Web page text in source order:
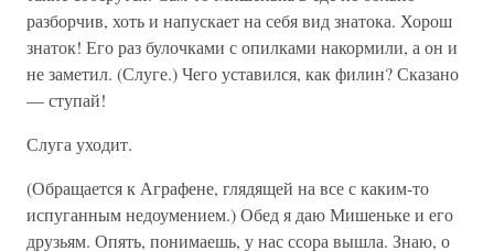
разборчив, хоть и напускает на себя вид знатока. Хорош
знаток! Его раз булочками с опилками накормили, а он и
не заметил. (Слуге.) Чего уставился, как филин? Сказано
— ступай!
Слуга уходит.
(Обращается к Аграфене, глядящей на все с каким-то
испуганным недоумением.) Обед я даю Мишеньке и его
друзьям. Опять, понимаешь, у нас ссора вышла. Знаю, о